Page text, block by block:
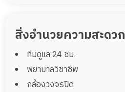
สิ่งอำนวยความสะดวก
ทีมดูแล 24 ชม.
พยาบาลวิชาชีพ
กล้องวงจรปิด